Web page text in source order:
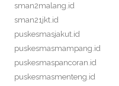
sman2malang.id
sman21jkt.id
puskesmasjakut.id
puskesmasmampang.id
puskesmaspancoran.id
puskesmasmenteng.id